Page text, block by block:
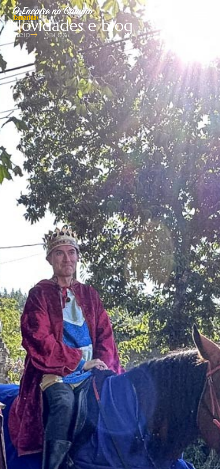
Novidades e blog
INICIO BLOG